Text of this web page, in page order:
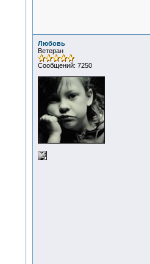
Любовь
Ветеран
Сообщений: 7250